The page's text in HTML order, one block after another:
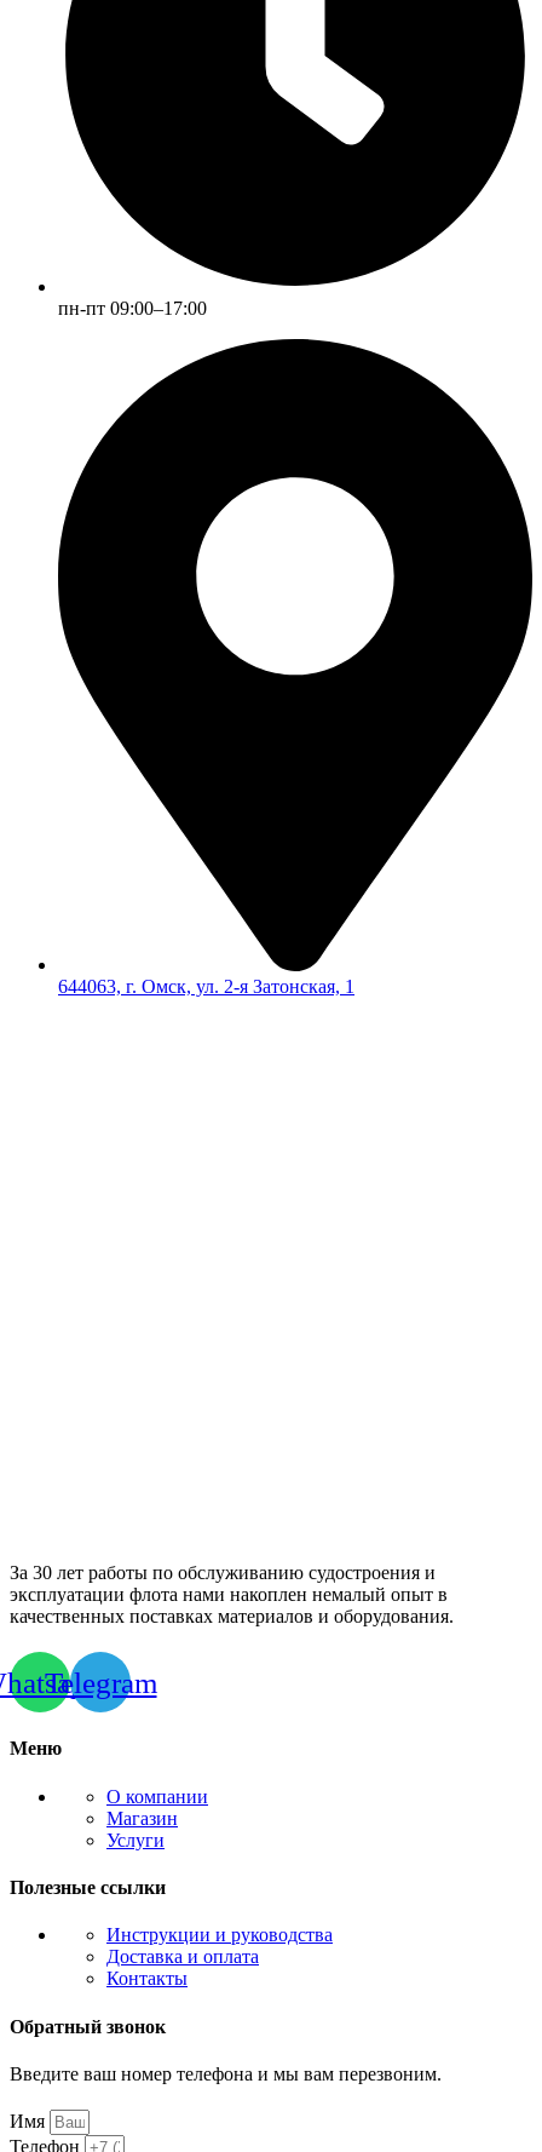
пн-пт 09:00–17:00
644063, г. Омск, ул. 2-я Затонская, 1
За 30 лет работы по обслуживанию судостроения и
эксплуатации флота нами накоплен немалый опыт в
качественных поставках материалов и оборудования.
Telegram
Меню
О компании
Магазин
Услуги
Полезные ссылки
Инструкции и руководства
Доставка и оплата
Контакты
Обратный звонок
Введите ваш номер телефона и мы вам перезвоним.
Имя
Телефон